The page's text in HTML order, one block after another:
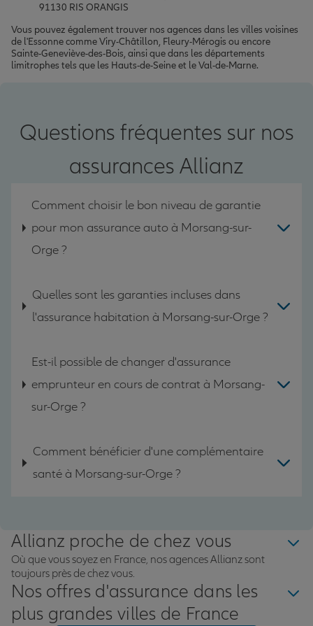
91130 RIS ORANGIS
Vous pouvez également trouver nos agences dans les villes voisines
de l'Essonne comme Viry-Châtillon, Fleury-Mérogis ou encore
Sainte-Geneviève-des-Bois, ainsi que dans les départements
limitrophes tels que les Hauts-de-Seine et le Val-de-Marne.
Questions fréquentes sur nos
assurances Allianz
Comment choisir le bon niveau de garantie
pour mon assurance auto à Morsang-sur-
Orge ?
Quelles sont les garanties incluses dans
l'assurance habitation à Morsang-sur-Orge ?
Est-il possible de changer d'assurance
emprunteur en cours de contrat à Morsang-
sur-Orge ?
Comment bénéficier d'une complémentaire
santé à Morsang-sur-Orge ?
Allianz proche de chez vous
Où que vous soyez en France, nos agences Allianz sont
toujours près de chez vous.
Nos offres d'assurance dans les
plus grandes villes de France